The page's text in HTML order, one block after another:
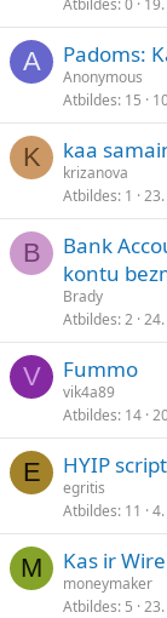
A Padoms:
Anonymous
Atbildes 15
K kaa
krizanova
Atbildes 1
B
Bank
kontu
Brady
Atbildes 2
V Fummo
vik4a89
Atbildes 14
E HYIP
egritis
Atbildes 11
M Kas ir
moneymaker
Atbildes 5